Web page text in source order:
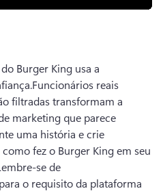
Burger King usa a
Funcionários reais
filtradas transformam a
marketing que parece
uma história e crie
fez o Burger King em seu
se de
para o requisito da plataforma